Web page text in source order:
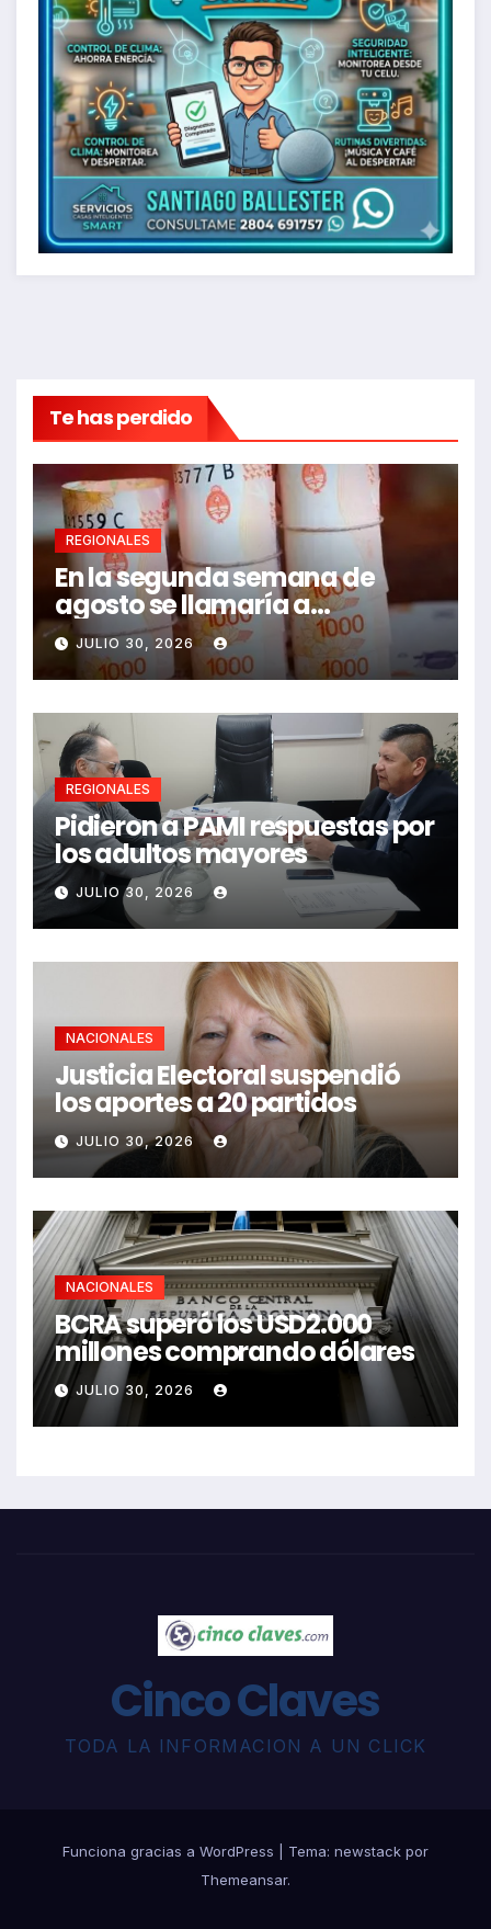
Te has perdido
REGIONALES
En la segunda semana de
agosto se llamaría a
paritarias
JULIO 30, 2026
REGIONALES
Pidieron a PAMI respuestas por
los adultos mayores
JULIO 30, 2026
NACIONALES
Justicia Electoral suspendió
los aportes a 20 partidos
JULIO 30, 2026
NACIONALES
BCRA superó los USD2.000
millones comprando dólares
JULIO 30, 2026
Cinco Claves
TODA LA INFORMACION A UN CLICK
Funciona gracias a WordPress
Tema: newstack por
Themeansar.